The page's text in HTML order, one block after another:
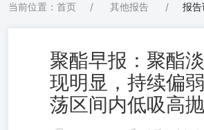
当前位置：首页 / 其他报告 / 报
聚酯早报：聚酯
现明显，持续偏
荡区间内低吸高